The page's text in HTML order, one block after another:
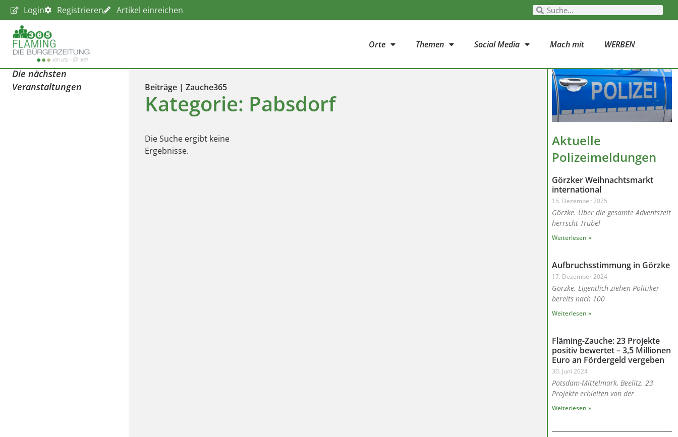
Login Registrieren Artikel einreichen
Orte Themen Social Media Mach mit WERBEN
Die nächsten
Veranstaltungen
Beiträge | Zauche365
Kategorie: Pabsdorf
Die Suche ergibt keine
Ergebnisse.
Aktuelle
Polizeimeldungen
Görzker Weihnachtsmarkt
international
15. Dezember 2025
Görzke. Über die gesamte Adventszeit
herrscht Trubel
Weiterlesen »
Aufbruchsstimmung in Görzke
17. Dezember 2024
Görzke. Eigentlich ziehen Politiker
bereits nach 100
Weiterlesen »
Fläming-Zauche: 23 Projekte
positiv bewertet – 3,5 Millionen
Euro an Fördergeld vergeben
30. Juni 2024
Potsdam-Mittelmark, Beelitz. 23
Projekte erhielten von der
Weiterlesen »